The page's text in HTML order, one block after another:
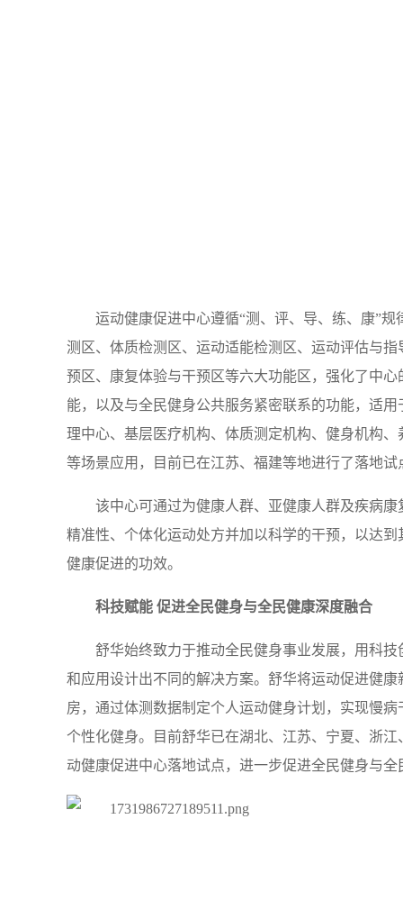
运动健康促进中心遵循“测、评、导、练、康”规
测区、体质检测区、运动适能检测区、运动评估与指
预区、康复体验与干预区等六大功能区，强化了中心
能，以及与全民健身公共服务紧密联系的功能，适用
理中心、基层医疗机构、体质测定机构、健身机构、
等场景应用，目前已在江苏、福建等地进行了落地试
该中心可通过为健康人群、亚健康人群及疾病康
精准性、个体化运动处方并加以科学的干预，以达到
健康促进的功效。
科技赋能 促进全民健身与全民健康深度融合
舒华始终致力于推动全民健身事业发展，用科技
和应用设计出不同的解决方案。舒华将运动促进健康
房，通过体测数据制定个人运动健身计划，实现慢病
个性化健身。目前舒华已在湖北、江苏、宁夏、浙江
动健康促进中心落地试点，进一步促进全民健身与全